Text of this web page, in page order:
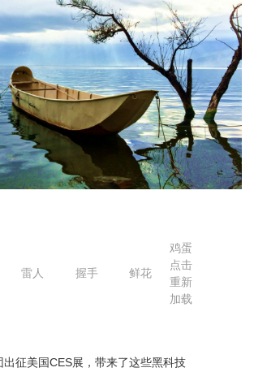
雷人 握手 鲜花
鸡蛋
点击
重新
加载
出征美国CES展，带来了这些黑科技